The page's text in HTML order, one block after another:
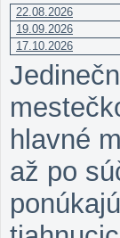
22.08.2026
19.09.2026
17.10.2026
hlavné
až po